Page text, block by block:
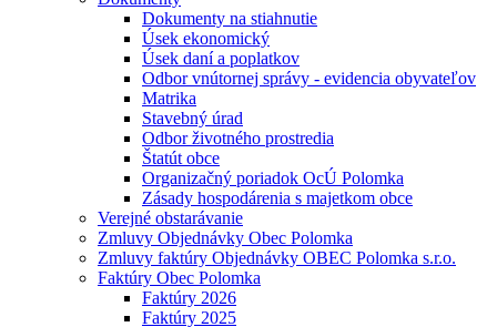
Dokumenty na stiahnutie
Úsek ekonomický
Úsek daní a poplatkov
Odbor vnútornej správy - evidencia obyvateľov
Matrika
Stavebný úrad
Odbor životného prostredia
Štatút obce
Organizačný poriadok OcÚ Polomka
Zásady hospodárenia s majetkom obce
Verejné obstarávanie
Zmluvy Objednávky Obec Polomka
Zmluvy faktúry Objednávky OBEC Polomka s.r.o.
Faktúry Obec Polomka
Faktúry 2026
Faktúry 2025